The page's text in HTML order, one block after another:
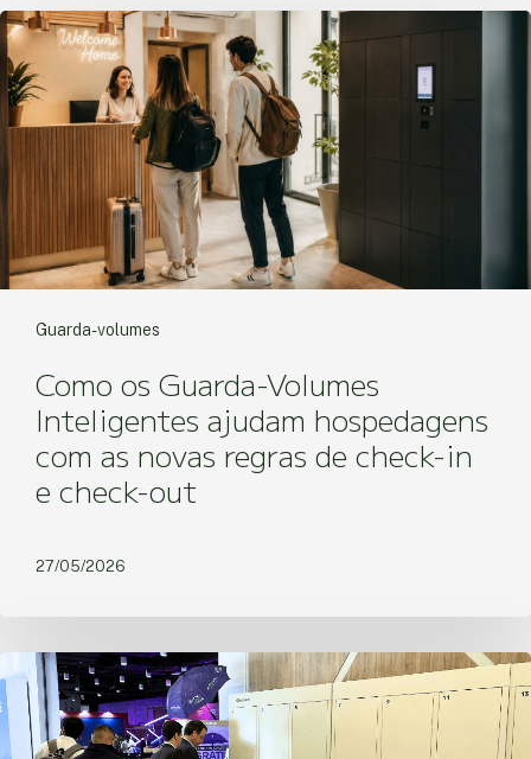
Guarda-volumes
Como os Guarda-Volumes
Inteligentes ajudam hospedagens
com as novas regras de check-in
e check-out
27/05/2026